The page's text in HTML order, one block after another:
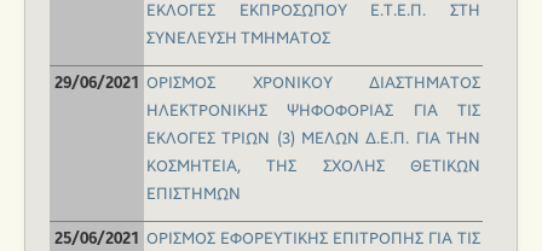
ΕΚΛΟΓΕΣ ΕΚΠΡΟΣΩΠΟΥ Ε.Τ.Ε.Π. ΣΤΗ
ΣΥΝΕΛΕΥΣΗ ΤΜΗΜΑΤΟΣ
29/06/2021
ΟΡΙΣΜΟΣ ΧΡΟΝΙΚΟΥ ΔΙΑΣΤΗΜΑΤΟΣ
ΗΛΕΚΤΡΟΝΙΚΗΣ ΨΗΦΟΦΟΡΙΑΣ ΓΙΑ ΤΙΣ
ΕΚΛΟΓΕΣ ΤΡΙΩΝ (3) ΜΕΛΩΝ Δ.Ε.Π. ΓΙΑ ΤΗΝ
ΚΟΣΜΗΤΕΙΑ, ΤΗΣ ΣΧΟΛΗΣ ΘΕΤΙΚΩΝ
ΕΠΙΣΤΗΜΩΝ
25/06/2021
ΟΡΙΣΜΟΣ ΕΦΟΡΕΥΤΙΚΗΣ ΕΠΙΤΡΟΠΗΣ ΓΙΑ ΤΙΣ